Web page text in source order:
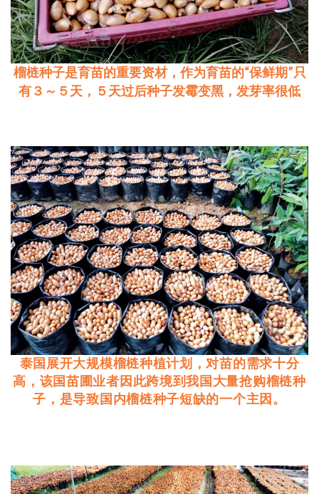
榴梿种子是育苗的重要资材，作为育苗的“保鲜期”只
有３～５天，５天过后种子发霉变黑，发芽率很低
泰国展开大规模榴梿种植计划，对苗的需求十分
高，该国苗圃业者因此跨境到我国大量抢购榴梿种
子，是导致国内榴梿种子短缺的一个主因。